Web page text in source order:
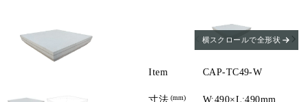
Item
寸法 (mm)
CAP-TC49-W
W:490×L:490mm
横スクロールで全形状